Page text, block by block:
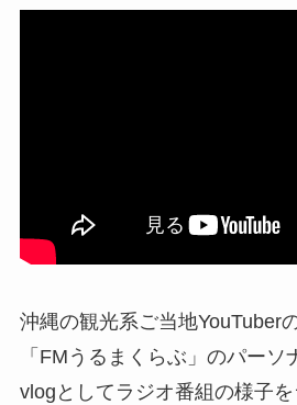
沖縄の観光系ご当地YouTuber
「FMうるまくらぶ」のパーソ
vlogとしてラジオ番組の様子